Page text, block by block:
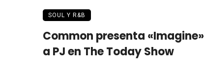
SOUL Y R&B
Common presenta
a PJ en The Today Show